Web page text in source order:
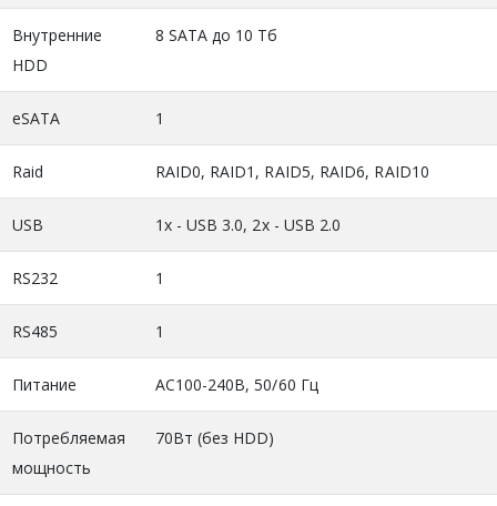
Внутренние
HDD
8 SATA до 10 Тб
eSATA 1
Raid RAID0, RAID1, RAID5, RAID6, RAID10
USB 1х - USB 3.0, 2x - USB 2.0
RS232 1
RS485 1
Питание AC100-240B, 50/60 Гц
Потребляемая
мощность
70Вт (без HDD)